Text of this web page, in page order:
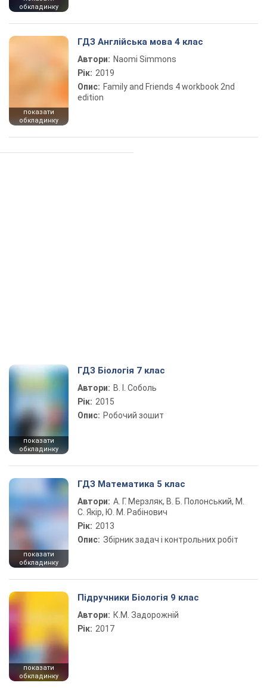
обкладинку
показати
обкладинку
ГДЗ Англійська мова 4 клас
Автори: Naomi Simmons
Рік: 2019
Опис: Family and Friends 4 workbook 2nd
edition
показати
обкладинку
ГДЗ Біологія 7 клас
Автори: В. І. Соболь
Рік: 2015
Опис: Робочий зошит
показати
обкладинку
ГДЗ Математика 5 клас
Автори: А. Г. Мерзляк, В. Б. Полонський, М.
С. Якір, Ю. М. Рабінович
Рік: 2013
Опис: Збірник задач і контрольних робіт
показати
обкладинку
Підручники Біологія 9 клас
Автори: К.М. Задорожній
Рік: 2017